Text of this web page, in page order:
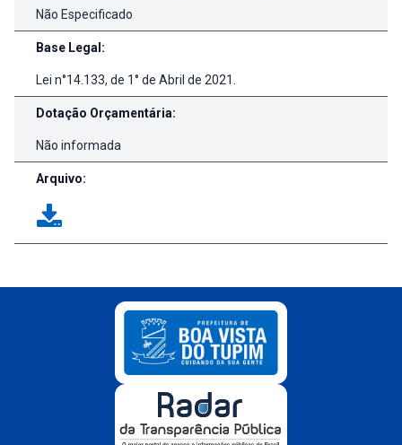
Não Especificado
Base Legal:
Lei n°14.133, de 1° de Abril de 2021.
Dotação Orçamentária:
Não informada
Arquivo: